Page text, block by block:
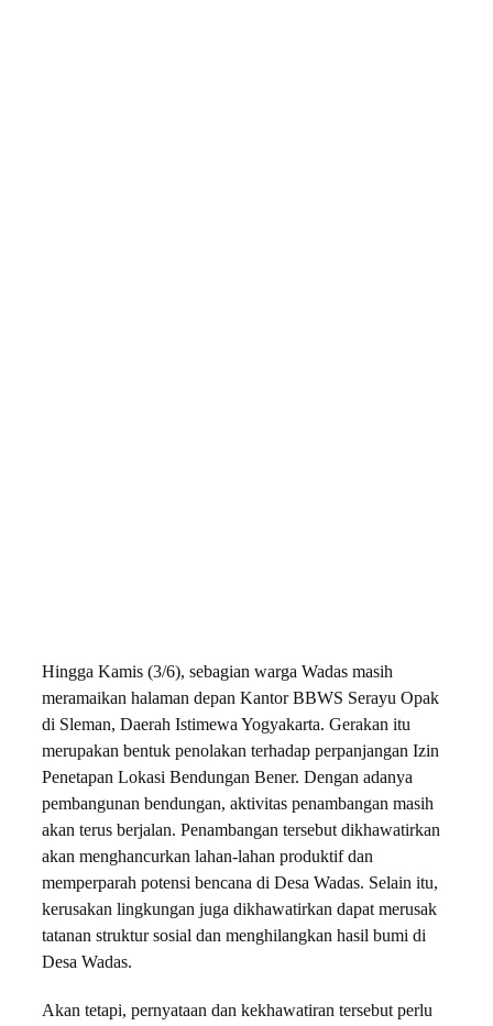
Hingga Kamis (3/6), sebagian warga Wadas masih
meramaikan halaman depan Kantor BBWS Serayu Opak
di Sleman, Daerah Istimewa Yogyakarta. Gerakan itu
merupakan bentuk penolakan terhadap perpanjangan Izin
Penetapan Lokasi Bendungan Bener. Dengan adanya
pembangunan bendungan, aktivitas penambangan masih
akan terus berjalan. Penambangan tersebut dikhawatirkan
akan menghancurkan lahan-lahan produktif dan
memperparah potensi bencana di Desa Wadas. Selain itu,
kerusakan lingkungan juga dikhawatirkan dapat merusak
tatanan struktur sosial dan menghilangkan hasil bumi di
Desa Wadas.
Akan tetapi, pernyataan dan kekhawatiran tersebut perlu